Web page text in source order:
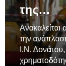
της…
την
Ι.Ν.